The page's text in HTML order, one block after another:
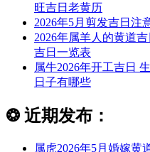
旺吉日老黄历
2026年5月剪发吉日注
2026年属羊人的黄道
吉日一览表
属牛2026年开工吉日
日子有哪些
❂ 近期发布：
属虎2026年5月婚嫁黄